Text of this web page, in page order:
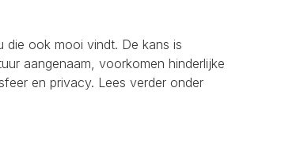
die ook mooi vindt. De kans is
aangenaam, voorkomen hinderlijke
en privacy. Lees verder onder